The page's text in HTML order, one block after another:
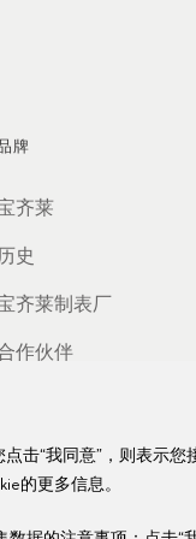
牌
齐莱
史
齐莱制表厂
作伙伴
击“我同意”，则表示
的更多信息。